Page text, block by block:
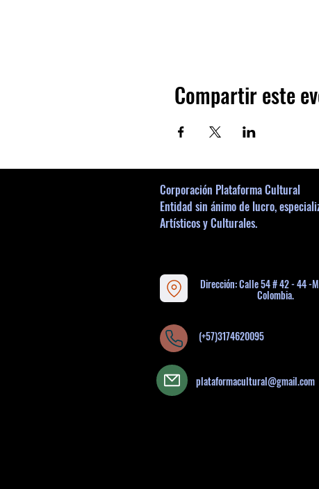
Compartir este
Corporación Plataforma Cultural
Entidad sin ánimo de lucro,
Artísticos y Culturales.
Dirección: Calle 54 # 42 - 44 -
Colombia.
(+57)3174620095
plataformacultural@gmail.com